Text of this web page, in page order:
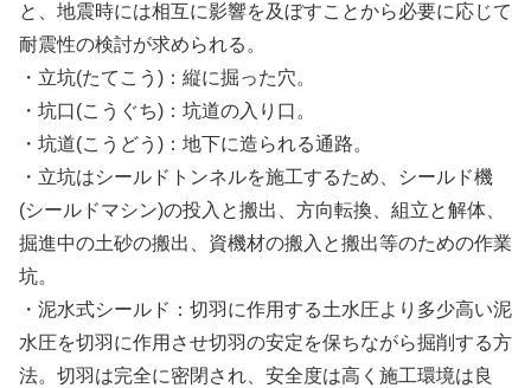
と、地震時には相互に影響を及ぼすことから必要に応じて
耐震性の検討が求められる。
・立坑(たてこう)：縦に掘った穴。
・坑口(こうぐち)：坑道の入り口。
・坑道(こうどう)：地下に造られる通路。
・立坑はシールドトンネルを施工するため、シールド機
(シールドマシン)の投入と搬出、方向転換、組立と解体、
掘進中の土砂の搬出、資機材の搬入と搬出等のための作業
坑。
・泥水式シールド：切羽に作用する土水圧より多少高い泥
水圧を切羽に作用させ切羽の安定を保ちながら掘削する方
法。切羽は完全に密閉され、安全度は高く施工環境は良